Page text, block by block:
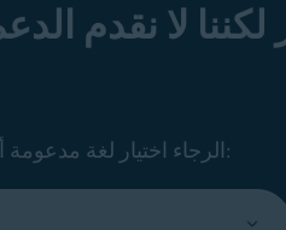
لكننا لا نقدم
الرجاء اختيار لغة مدعومة أدناه للمتابعة: